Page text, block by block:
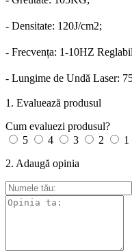
- Densitate: 120J/cm2;
- Frecvența: 1-10HZ Reglabil
- Lungime de Undă Laser:
1. Evaluează produsul
Cum evaluezi produsul?
5
4 3 2
1
2. Adaugă opinia